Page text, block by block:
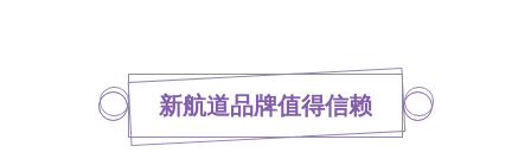
新航道品牌值得信赖